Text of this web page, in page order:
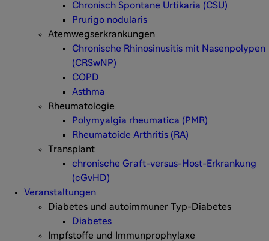
Chronisch Spontane Urtikaria (CSU)
Prurigo nodularis
Atemwegserkrankungen
Chronische Rhinosinusitis mit Nasenpolypen
(CRSwNP)
COPD
Asthma
Rheumatologie
Polymyalgia rheumatica (PMR)
Rheumatoide Arthritis (RA)
Transplant
chronische Graft-versus-Host-Erkrankung
(cGvHD)
Veranstaltungen
Diabetes und autoimmuner Typ-Diabetes
Diabetes
Impfstoffe und Immunprophylaxe